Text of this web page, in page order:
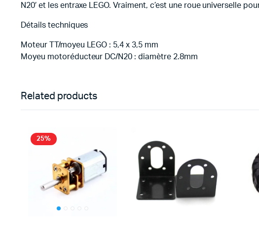
N20′ et les entraxe LEGO. Vraiment, c’est une roue universelle
Détails techniques
Moteur TT/moyeu LEGO : 5,4 x 3,5 mm
Moyeu motoréducteur DC/N20 : diamètre 2.8mm
Related products
25%